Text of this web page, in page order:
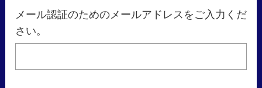
メール認証のためのメールアドレスをご入力くだ
さい。